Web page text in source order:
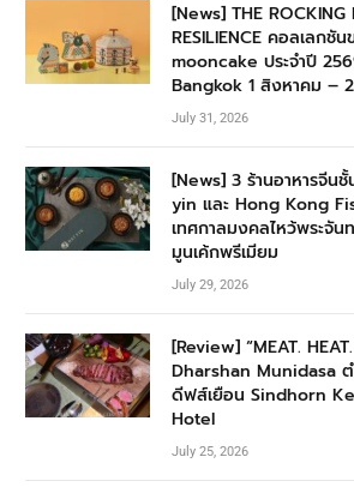
[News] THE ROCKING
RESILIENCE คอลเลกชั
mooncake ประจำปี
Bangkok 1 สิงหาคม –
July 31, 2026
[News] 3 ร้านอาหารจีน
yin และ Hong Kong
เทศกาลมงคลไหว้พระจั
มูนเค้กพรีเมียม
July 29, 2026
[Review] “MEAT.
Dharshan Munidasa
ดีฟส์เยือน Sindhorn
Hotel
July 25, 2026